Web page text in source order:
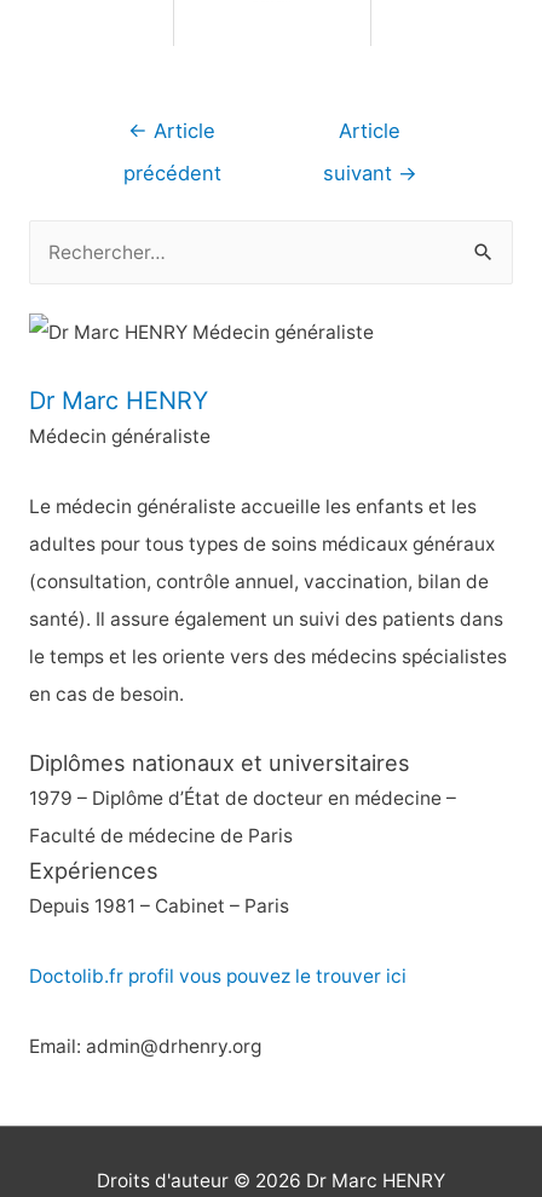
Navigation
← Article
précédent
Article
suivant →
c
e
r
h
e
r
:
Dr Marc HENRY
Médecin généraliste
Le médecin généraliste accueille les enfants et les
adultes pour tous types de soins médicaux généraux
(consultation, contrôle annuel, vaccination, bilan de
santé). Il assure également un suivi des patients dans
le temps et les oriente vers des médecins spécialistes
en cas de besoin.
Diplômes nationaux et universitaires
1979 – Diplôme d’État de docteur en médecine –
Faculté de médecine de Paris
Expériences
Depuis 1981 – Cabinet – Paris
Doctolib.fr profil vous pouvez le trouver ici
Email: admin@drhenry.org
Droits d'auteur © 2026 Dr Marc HENRY